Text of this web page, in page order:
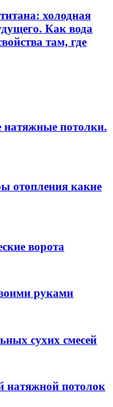
холодная
Как вода
там, где
потолки.
отопления какие
ворота
руками
сухих смесей
натяжной потолок